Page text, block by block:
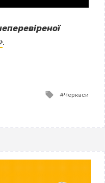
.
Tagged
Черкаси